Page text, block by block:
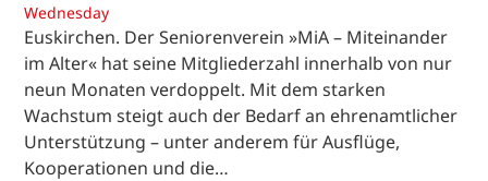
Wednesday
Euskirchen. Der Seniorenverein »MiA – Miteinander
im Alter« hat seine Mitgliederzahl innerhalb von nur
neun Monaten verdoppelt. Mit dem starken
Wachstum steigt auch der Bedarf an ehrenamtlicher
Unterstützung – unter anderem für Ausflüge,
Kooperationen und die…